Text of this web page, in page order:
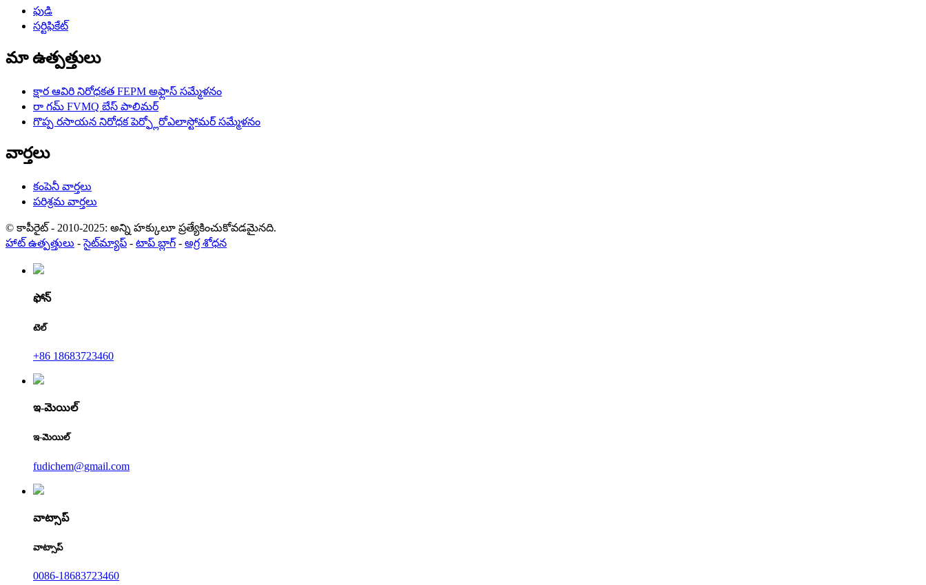
ఫుడి
సర్టిఫికేట్
మా ఉత్పత్తులు
క్షార ఆవిరి నిరోధకత FEPM అఫ్లాస్ సమ్మేళనం
రా గమ్ FVMQ బేస్ పాలిమర్
గొప్ప రసాయన నిరోధక పెర్ఫ్లోరోఎలాస్టోమర్ సమ్మేళనం
వార్తలు
కంపెనీ వార్తలు
పరిశ్రమ వార్తలు
© కాపీరైట్ - 2010-2025: అన్ని హక్కులూ ప్రత్యేకించుకోవడమైనది.
హాట్ ఉత్పత్తులు -సైట్‌మ్యాప్ - టాప్ బ్లాగ్- అగ్ర శోధన
ఫోన్
టెల్
+86 18683723460
ఇ-మెయిల్
ఇ-మెయిల్
fudichem@gmail.com
వాట్సాప్
వాట్సాప్
0086-18683723460